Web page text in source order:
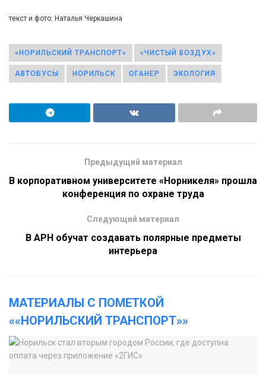
текст и фото: Наталья Черкашина
«НОРИЛЬСКИЙ ТРАНСПОРТ» «ЧИСТЫЙ ВОЗДУХ»
АВТОБУСЫ НОРИЛЬСК ОГАНЕР ЭКОЛОГИЯ
Предыдущий материал
В корпоративном университете «Норникеля» прошла
конференция по охране труда
Следующий материал
В АРН обучат создавать полярные предметы
интерьера
МАТЕРИАЛЫ С ПОМЕТКОЙ
««НОРИЛЬСКИЙ ТРАНСПОРТ»»